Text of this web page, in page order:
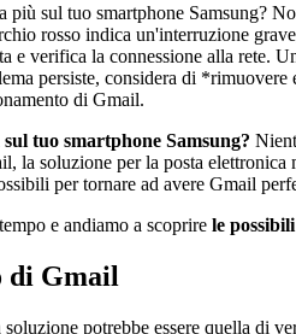
più sul tuo smartphone Samsung?
rosso indica un'interruzione
e verifica la connessione alla rete.
persiste, considera di
di Gmail.
tuo smartphone Samsung?
la soluzione per la posta
per tornare ad avere Gmail
e andiamo a scoprire le
di Gmail
potrebbe essere quella di